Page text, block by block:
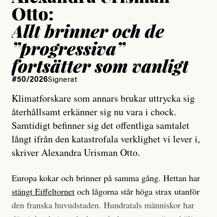
Otto:
Allt brinner och de
”progressiva”
fortsätter som vanligt
#50/2026Signerat
Klimatforskare som annars brukar uttrycka sig
återhållsamt erkänner sig nu vara i chock.
Samtidigt befinner sig det offentliga samtalet
långt ifrån den katastrofala verklighet vi lever i,
skriver Alexandra Urisman Otto.
Europa kokar och brinner på samma gång. Hettan har
stängt Eiffeltornet och lågorna står höga strax utanför
den franska huvudstaden. Hundratals människor har